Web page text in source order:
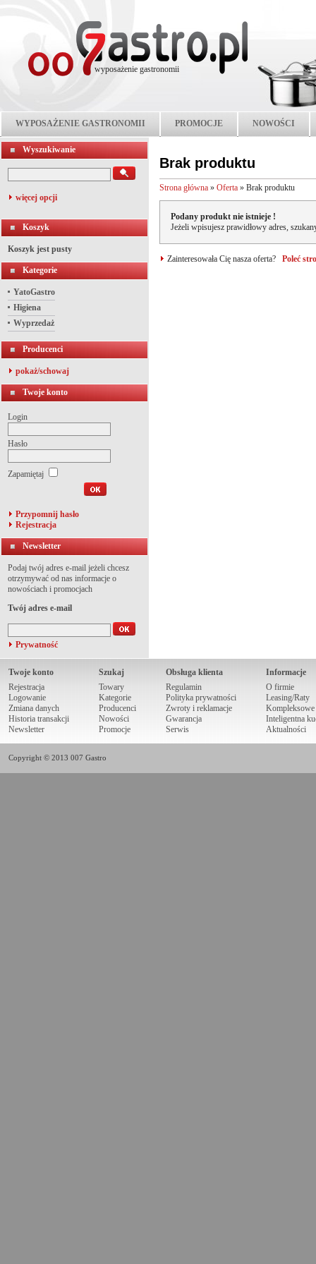
wyposażenie gastronomii
WYPOSAŻENIE GASTRONOMII PROMOCJE NOWOŚCI
Wyszukiwanie
więcej opcji
Koszyk
Koszyk jest pusty
Kategorie
YatoGastro
Higiena
Wyprzedaż
Producenci
pokaż/schowaj
Twoje konto
Login
Hasło
Zapamiętaj
Przypomnij hasło
Rejestracja
Newsletter
Podaj twój adres e-mail jeżeli chcesz
otrzymywać od nas informacje o
nowościach i promocjach
Twój adres e-mail
Prywatność
Brak produktu
Strona główna » Oferta » Brak produktu
Podany produkt nie istnieje !
Jeżeli wpisujesz prawidłowy adres,
Zainteresowała Cię nasza oferta? Poleć
Twoje konto
Rejestracja
Logowanie
Zmiana danych
Historia transakcji
Newsletter
Szukaj
Towary
Kategorie
Producenci
Nowości
Promocje
Obsługa klienta
Regulamin
Polityka prywatności
Zwroty i reklamacje
Gwarancja
Serwis
Informacje
O firmie
Leasing/Raty
Kompleksowe
Inteligentna
Aktualności
Copyright © 2013 007 Gastro